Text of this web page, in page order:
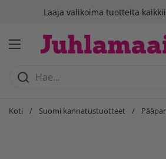
Siirry sisältöönLaaja valikoima tuotteita
Avaa valikko
Koti / Suomi kannatustuotteet /